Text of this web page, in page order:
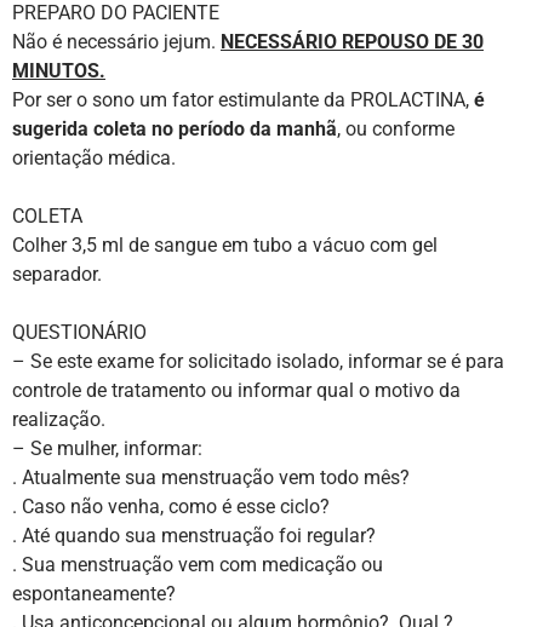
PREPARO DO PACIENTE
Não é necessário jejum. NECESSÁRIO REPOUSO DE 30
MINUTOS.
Por ser o sono um fator estimulante da PROLACTINA, é
sugerida coleta no período da manhã, ou conforme
orientação médica.
COLETA
Colher 3,5 ml de sangue em tubo a vácuo com gel
separador.
QUESTIONÁRIO
– Se este exame for solicitado isolado, informar se é para
controle de tratamento ou informar qual o motivo da
realização.
– Se mulher, informar:
. Atualmente sua menstruação vem todo mês?
. Caso não venha, como é esse ciclo?
. Até quando sua menstruação foi regular?
. Sua menstruação vem com medicação ou
espontaneamente?